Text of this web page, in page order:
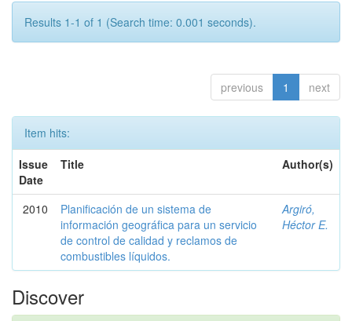
Results 1-1 of 1 (Search time: 0.001 seconds).
previous 1 next
Item hits:
Issue
Date
Title Author(s)
2010
Planificación de un sistema de
información geográfica para un servicio
de control de calidad y reclamos de
combustibles líquidos.
Argiró,
Héctor E.
Discover